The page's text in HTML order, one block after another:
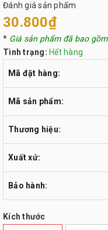
Đánh giá sản phẩm
30.800₫
* Giá sản phẩm đã bao gồm
Tình trạng: Hết hàng
Mã đặt hàng:
Mã sản phẩm:
Thương hiệu:
Xuất xứ:
Bảo hành:
Kích thước